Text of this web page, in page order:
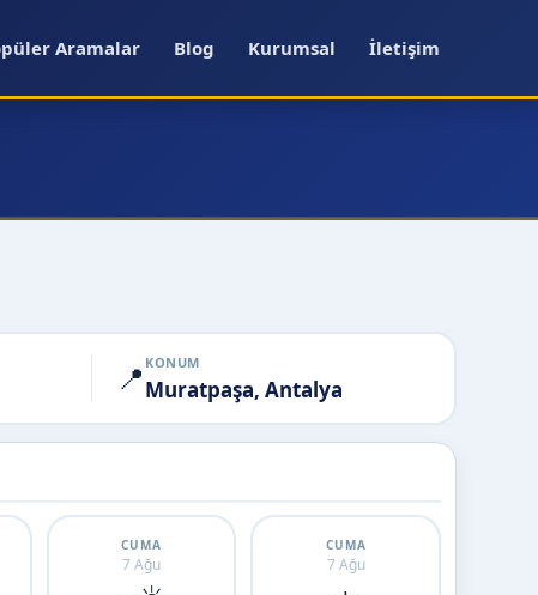
Aramalar Blog Kurumsal İletişim
📍 KONUM
Muratpaşa, Antalya
CUMA
7 Ağu
CUMA
7 Ağu